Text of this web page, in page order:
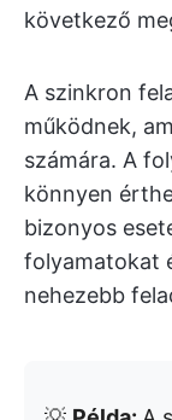
következő
A szinkron
működnek,
számára. A
könnyen
bizonyos
folyamatokat
nehezebb